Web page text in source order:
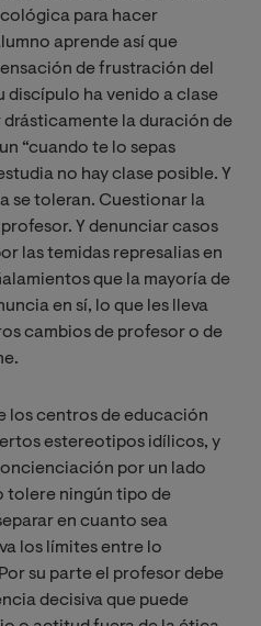
para hacer
aprende así que
de frustración del
discípulo ha venido a clase
la duración de
“cuando te lo sepas
no hay clase posible. Y
se toleran. Cuestionar la
Y denunciar casos
las temidas represalias en
que la mayoría de
en sí, lo que les lleva
cambios de profesor o de
los centros de educación
estereotipos idílicos, y
por un lado
tolere ningún tipo de
en cuanto sea
los límites entre lo
su parte el profesor debe
decisiva que puede